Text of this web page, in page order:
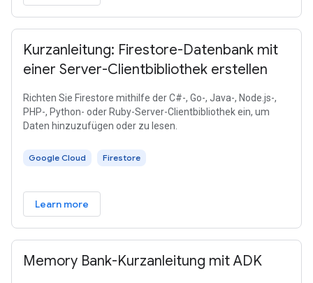
Kurzanleitung: Firestore-Datenbank mit
einer Server-Clientbibliothek erstellen
Richten Sie Firestore mithilfe der C#-, Go-, Java-, Node.js-,
PHP-, Python- oder Ruby-Server-Clientbibliothek ein, um
Daten hinzuzufügen oder zu lesen.
Google Cloud Firestore
Learn more
Memory Bank-Kurzanleitung mit ADK